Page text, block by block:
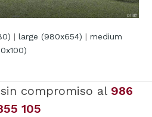
|large (980x654) |medium
compromiso al 986
105